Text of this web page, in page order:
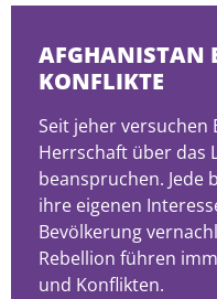
AFGHANISTAN
KONFLIKTE
Seit jeher
Herrschaft über das
beanspruchen. Jede
ihre eigenen
Bevölkerung
Rebellion führen
und Konflikten.